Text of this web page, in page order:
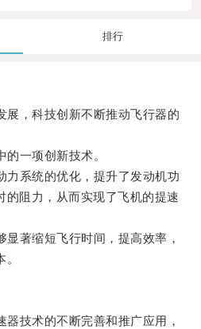
排行
，科技创新不断推动飞行器的
一项创新技术。
系统的优化，提升了发动机功
的阻力，从而实现了飞机的提速
著缩短飞行时间，提高效率，
技术的不断完善和推广应用，